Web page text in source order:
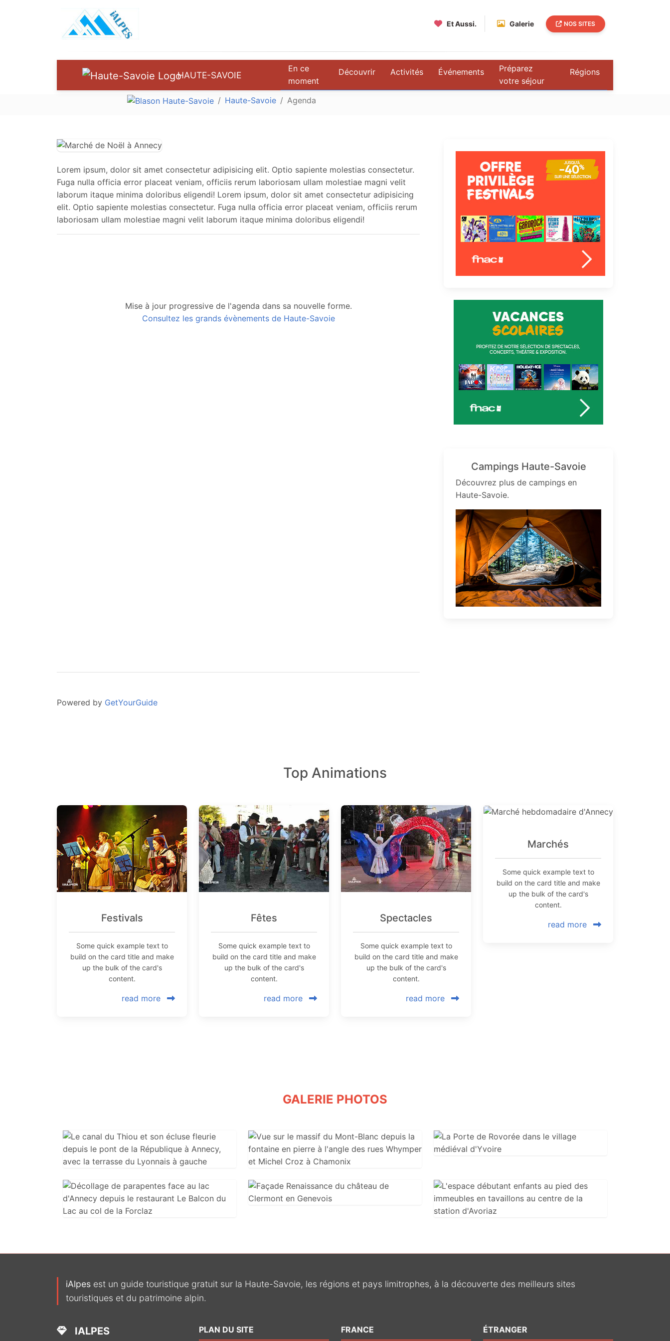
Et Aussi. Galerie NOS SITES
HAUTE-SAVOIE
En ce
moment
Découvrir Activités Événements
Préparez
votre séjour
Régions
Haute-Savoie Agenda
Lorem ipsum, dolor sit amet consectetur adipisicing elit. Optio sapiente molestias consectetur.
Fuga nulla officia error placeat veniam, officiis rerum laboriosam ullam molestiae magni velit
laborum itaque minima doloribus eligendi! Lorem ipsum, dolor sit amet consectetur adipisicing
elit. Optio sapiente molestias consectetur. Fuga nulla officia error placeat veniam, officiis rerum
laboriosam ullam molestiae magni velit laborum itaque minima doloribus eligendi!
Mise à jour progressive de l'agenda dans sa nouvelle forme.
Consultez les grands évènements de Haute-Savoie
Campings Haute-Savoie
Découvrez plus de campings en
Haute-Savoie.
Powered by GetYourGuide
Top Animations
Festivals
Some quick example text to
build on the card title and make
up the bulk of the card's
content.
read more
Fêtes
Some quick example text to
build on the card title and make
up the bulk of the card's
content.
read more
Spectacles
Some quick example text to
build on the card title and make
up the bulk of the card's
content.
read more
Marchés
Some quick example text to
build on the card title and make
up the bulk of the card's
content.
read more
GALERIE PHOTOS
iAlpes est un guide touristique gratuit sur la Haute-Savoie, les régions et pays limitrophes, à la découverte des meilleurs sites
touristiques et du patrimoine alpin.
IALPES PLAN DU SITE FRANCE ÉTRANGER